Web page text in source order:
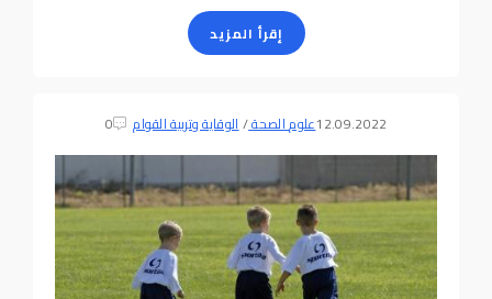
إقرأ المزيد
12.09.2022علوم الصحة/الوقاية وتربية القوام 0